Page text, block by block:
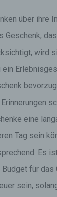
über ihre
Geschenk,
wird
ein
eine
Tag sein
Es
für das
sein,